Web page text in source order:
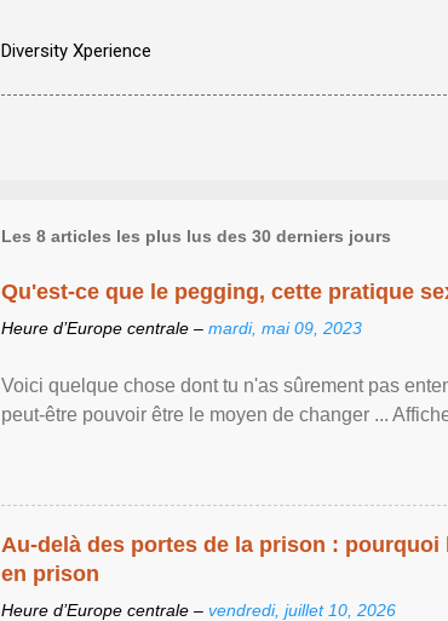
Diversity Xperience
Les 8 articles les plus lus des 30 derniers jours
Qu'est-ce que le pegging, cette pratique
Heure d’Europe centrale – mardi, mai 09, 2023
Voici quelque chose dont tu n'as sûrement pas
peut-être pouvoir être le moyen de changer ...
Au-delà des portes de la prison :
en prison
Heure d’Europe centrale – vendredi, juillet 10, 2026